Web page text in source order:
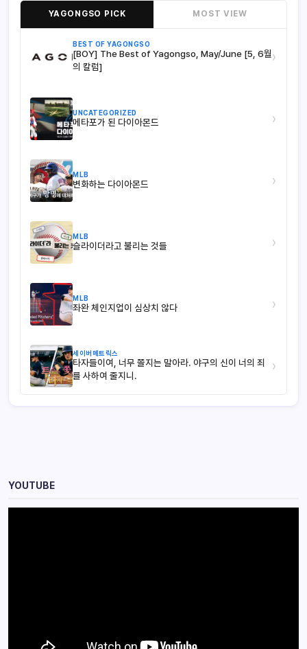
YAGONGSO PICK MOST VIEW
BEST OF YAGONGSO
[BOY] The Best of Yagongso, May/June [5, 6월
의 칼럼]
›
UNCATEGORIZED
메타포가 된 다이아몬드 ›
MLB
변화하는 다이아몬드 ›
MLB
슬라이더라고 불리는 것들 ›
MLB
좌완 체인지업이 심상치 않다 ›
세이버메트릭스
타자들이여, 너무 쫄지는 말아라. 야구의 신이 너의 죄
를 사하여 줄지니.
›
YOUTUBE